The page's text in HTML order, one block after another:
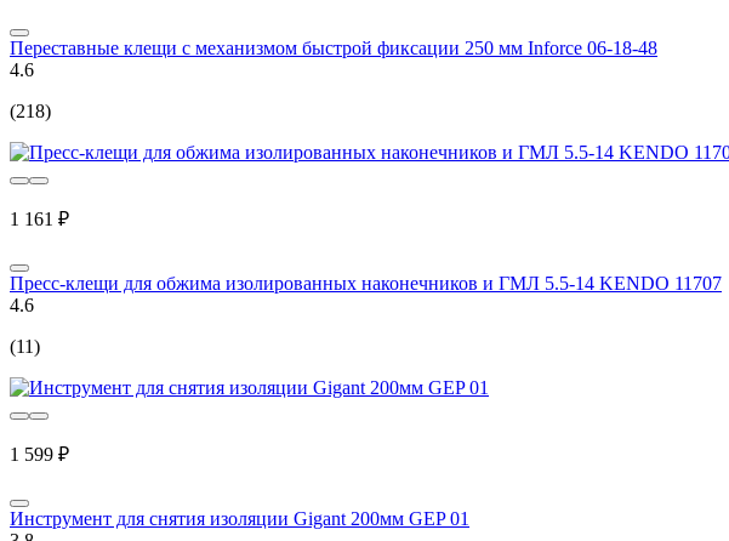
Переставные клещи с механизмом быстрой фиксации 250 мм Inforce 06-18-48
4.6
(218)
1 161 ₽
Пресс-клещи для обжима изолированных наконечников и ГМЛ 5.5-14 KENDO 11707
4.6
(11)
1 599 ₽
Инструмент для снятия изоляции Gigant 200мм GEP 01